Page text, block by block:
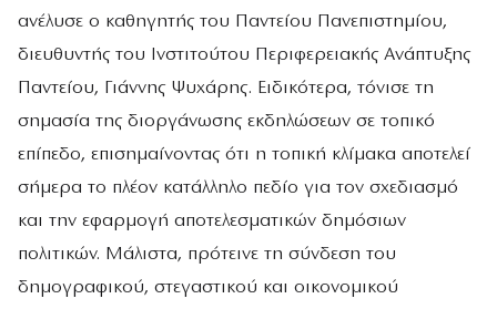
ανέλυσε ο καθηγητής του Παντείου Πανεπιστημίου,
διευθυντής του Ινστιτούτου Περιφερειακής Ανάπτυξης
Παντείου, Γιάννης Ψυχάρης. Ειδικότερα, τόνισε τη
σημασία της διοργάνωσης εκδηλώσεων σε τοπικό
επίπεδο, επισημαίνοντας ότι η τοπική κλίμακα αποτελεί
σήμερα το πλέον κατάλληλο πεδίο για τον σχεδιασμό
και την εφαρμογή αποτελεσματικών δημόσιων
πολιτικών. Μάλιστα, πρότεινε τη σύνδεση του
δημογραφικού, στεγαστικού και οικονομικού